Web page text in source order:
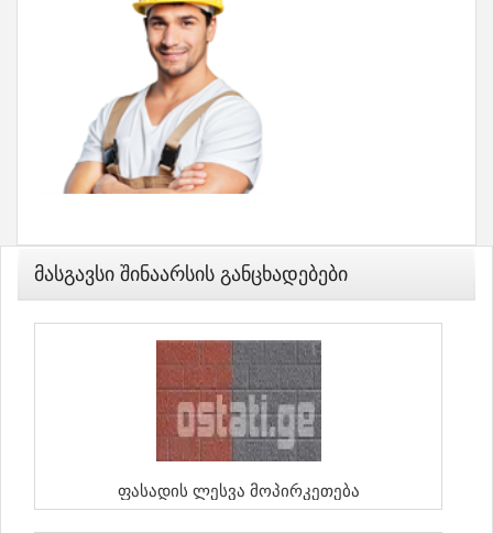
Მასგავსი Შინაარსის Განცხადებები
Ფასადის Ლესვა Მოპირკეთება